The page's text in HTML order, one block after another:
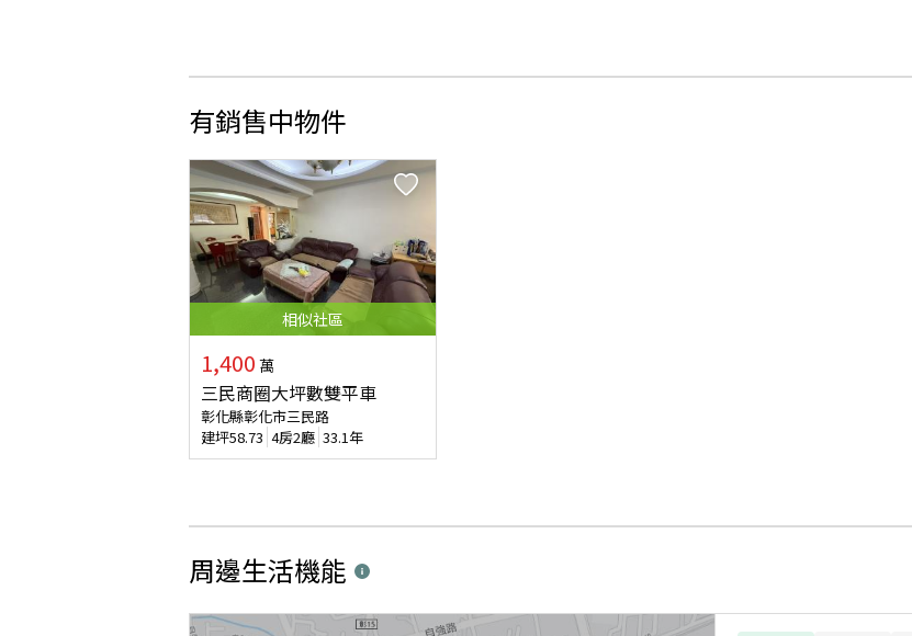
有銷售中物件
相似社區
1,400 萬
三民商圈大坪數雙平車
彰化縣彰化市三民路
建坪58.73 4房2廳 33.1年
周邊生活機能